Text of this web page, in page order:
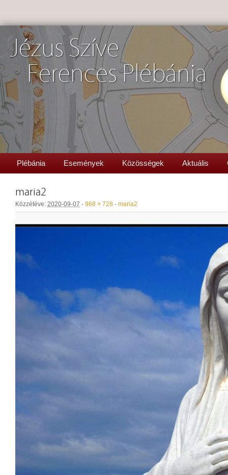
Jézus Szíve
Ferences Plébánia
Plébánia Események Közösségek Aktuális
maria2
Közzétéve: 2020-09-07 - 968 × 728 - maria2